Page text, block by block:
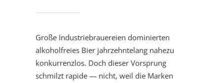
Große Industriebrauereien dominierten
alkoholfreies Bier jahrzehntelang nahezu
konkurrenzlos. Doch dieser Vorsprung
schmilzt rapide — nicht, weil die Marken